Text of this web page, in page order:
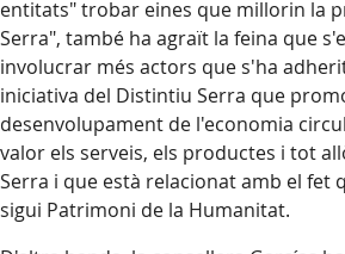
entitats" trobar eines que millorin la
Serra", també ha agraït la feina que
involucrar més actors que s'ha
iniciativa del Distintiu Serra que
desenvolupament de l'economia
valor els serveis, els productes i tot
Serra i que està relacionat amb el fet
sigui Patrimoni de la Humanitat.